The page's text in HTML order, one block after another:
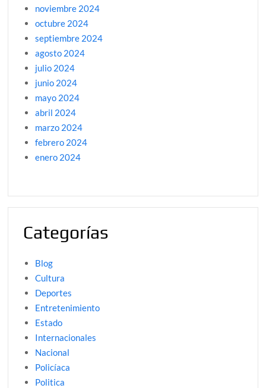
noviembre 2024
octubre 2024
septiembre 2024
agosto 2024
julio 2024
junio 2024
mayo 2024
abril 2024
marzo 2024
febrero 2024
enero 2024
Categorías
Blog
Cultura
Deportes
Entretenimiento
Estado
Internacionales
Nacional
Policíaca
Politica